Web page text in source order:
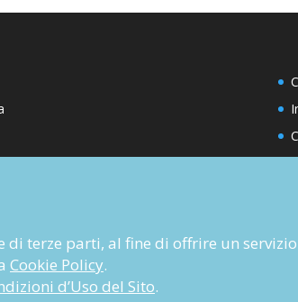
di terze parti, al fine di offrire un
Cookie Policy.
d’Uso del Sito.